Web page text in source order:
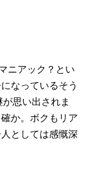
ニアック？とい
なっているそう
思い出されま
か。ボクもリア
としては感慨深